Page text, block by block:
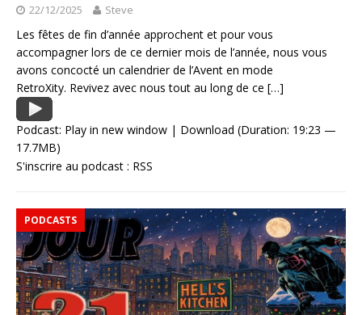
22/12/2025 Steve
Les fêtes de fin d’année approchent et pour vous
accompagner lors de ce dernier mois de l’année, nous vous
avons concocté un calendrier de l’Avent en mode
RetroXity. Revivez avec nous tout au long de ce […]
Podcast: Play in new window | Download (Duration: 19:23 —
17.7MB)
S'inscrire au podcast : RSS
PODCASTS